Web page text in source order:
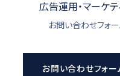
広告運用・マーケ
お問い合わせフォ
お問い合わせフォー